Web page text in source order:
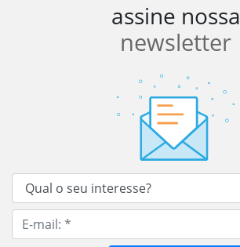
assine nossa
newsletter